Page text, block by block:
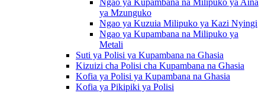
ya Mzunguko
Ngao ya Kuzuia Milipuko ya Kazi Nyingi
Ngao ya Kupambana na Milipuko ya
Metali
Suti ya Polisi ya Kupambana na Ghasia
Kizuizi cha Polisi cha Kupambana na Ghasia
Kofia ya Polisi ya Kupambana na Ghasia
Kofia ya Pikipiki ya Polisi